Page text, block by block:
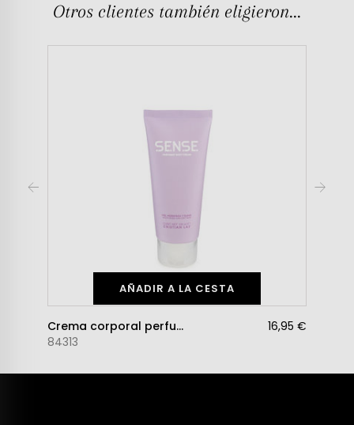
Otros clientes también eligieron...
AÑADIR A LA CESTA
Crema corporal perfumada Sense
84313
16,95 €